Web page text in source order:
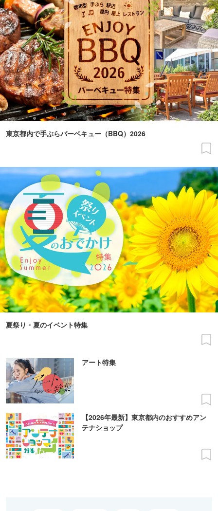
東京都内で手ぶらバーベキュー（BBQ）2026
夏祭り・夏のイベント特集
アート特集
【2026年最新】東京都内のおすすめアン
テナショップ